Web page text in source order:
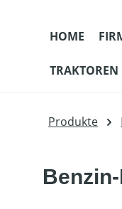
HOME
TRAKTOREN
Produkte